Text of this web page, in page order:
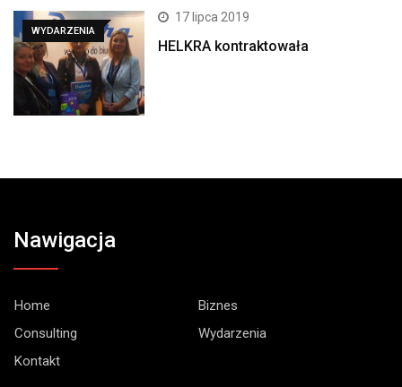
WYDARZENIA
17 lipca 2019
HELKRA kontraktowała
Nawigacja
Home
Biznes
Consulting
Wydarzenia
Kontakt